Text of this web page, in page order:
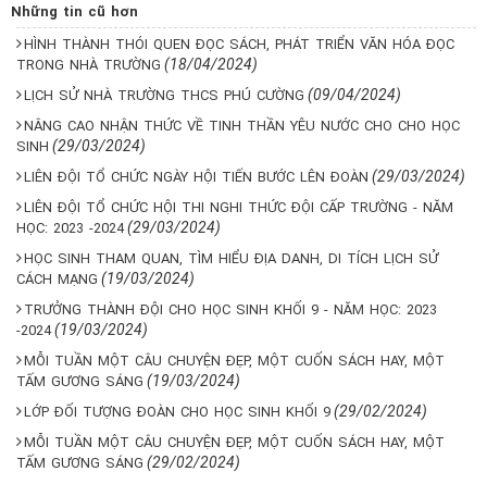
Những tin cũ hơn
HÌNH THÀNH THÓI QUEN ĐỌC SÁCH, PHÁT TRIỂN VĂN HÓA ĐỌC
TRONG NHÀ TRƯỜNG (18/04/2024)
LỊCH SỬ NHÀ TRƯỜNG THCS PHÚ CƯỜNG (09/04/2024)
NÂNG CAO NHẬN THỨC VỀ TINH THẦN YÊU NƯỚC CHO CHO HỌC
SINH (29/03/2024)
LIÊN ĐỘI TỔ CHỨC NGÀY HỘI TIẾN BƯỚC LÊN ĐOÀN (29/03/2024)
LIÊN ĐỘI TỔ CHỨC HỘI THI NGHI THỨC ĐỘI CẤP TRƯỜNG - NĂM
HỌC: 2023 -2024 (29/03/2024)
HỌC SINH THAM QUAN, TÌM HIỂU ĐỊA DANH, DI TÍCH LỊCH SỬ
CÁCH MẠNG (19/03/2024)
TRƯỞNG THÀNH ĐỘI CHO HỌC SINH KHỐI 9 - NĂM HỌC: 2023
-2024 (19/03/2024)
MỖI TUẦN MỘT CÂU CHUYỆN ĐẸP, MỘT CUỐN SÁCH HAY, MỘT
TẤM GƯƠNG SÁNG (19/03/2024)
LỚP ĐỐI TƯỢNG ĐOÀN CHO HỌC SINH KHỐI 9 (29/02/2024)
MỖI TUẦN MỘT CÂU CHUYỆN ĐẸP, MỘT CUỐN SÁCH HAY, MỘT
TẤM GƯƠNG SÁNG (29/02/2024)